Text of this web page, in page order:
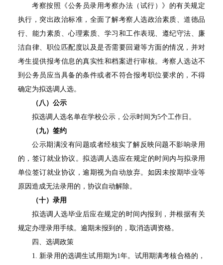
考察按照《公务员录用考察办法（试行）》的有关规定
执行，突出政治标准，全面了解考察人选政治素质、道德品
行、能力素质、心理素质、学习和工作表现、遵纪守法、廉
洁自律、职位匹配度以及是否需要回避等方面的情况，并对
考生提供报考信息的真实性和档案进行审核。考察人选达不
到公务员应当具备的条件或者不符合报考职位要求的，不得
确定为拟选调人选。
（八）公示
拟选调人选名单在学校公示，公示时间为5个工作日。
（九）签约
公示期满没有问题或者经核实了解反映问题不影响录用
的，签订就业协议。拟选调人选应在规定的时间内与拟录用
单位签订就业协议，逾期视为自动放弃。如因未按期毕业等
原因造成无法录用的，协议自动解除。
（十）录用
拟选调人选毕业后应在规定的时间内报到，并根据有关
规定办理录用手续。逾期未报到的，取消选调资格。
四、选调政策
1. 新录用的选调生试用期为1年。试用期满考核合格的，